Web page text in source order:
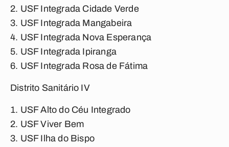
USF Integrada Cidade Verde
USF Integrada Mangabeira
USF Integrada Nova Esperança
USF Integrada Ipiranga
USF Integrada Rosa de Fátima
Distrito Sanitário IV
USF Alto do Céu Integrado
USF Viver Bem
USF Ilha do Bispo